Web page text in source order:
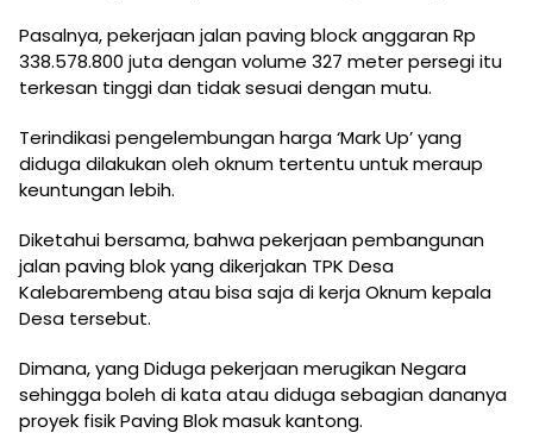
Pasalnya, pekerjaan jalan paving block anggaran Rp
338.578.800 juta dengan volume 327 meter persegi itu
terkesan tinggi dan tidak sesuai dengan mutu.
Terindikasi pengelembungan harga ‘Mark Up’ yang
diduga dilakukan oleh oknum tertentu untuk meraup
keuntungan lebih.
Diketahui bersama, bahwa pekerjaan pembangunan
jalan paving blok yang dikerjakan TPK Desa
Kalebarembeng atau bisa saja di kerja Oknum kepala
Desa tersebut.
Dimana, yang Diduga pekerjaan merugikan Negara
sehingga boleh di kata atau diduga sebagian dananya
proyek fisik Paving Blok masuk kantong.